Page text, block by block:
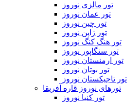
تور مالزی نوروز
تور عمان نوروز
تور چین نوروز
تور ژاپن نوروز
تور هنگ کنگ نوروز
تور سنگاپور نوروز
تور ارمنستان نوروز
تور بوتان نوروز
تور تاجیکستان نوروز
تورهای نوروز قاره آفریقا
تور کنیا نوروز